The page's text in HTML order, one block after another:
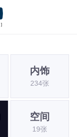
内饰
234张
空间
19张